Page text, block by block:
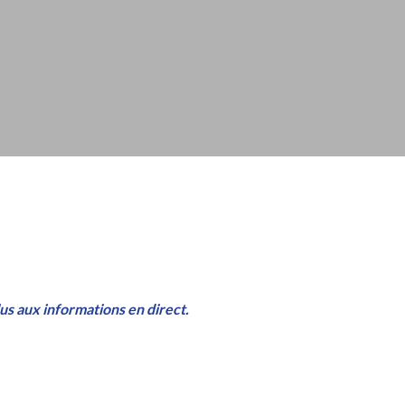
aux informations en direct.